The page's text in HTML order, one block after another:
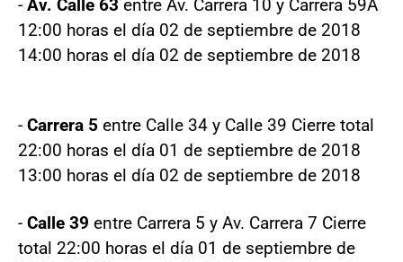
- Av. Calle 63 entre Av. Carrera 10 y Carrera 59A
12:00 horas el día 02 de septiembre de 2018
14:00 horas el día 02 de septiembre de 2018
- Carrera 5 entre Calle 34 y Calle 39 Cierre total
22:00 horas el día 01 de septiembre de 2018
13:00 horas el día 02 de septiembre de 2018
- Calle 39 entre Carrera 5 y Av. Carrera 7 Cierre
total 22:00 horas el día 01 de septiembre de